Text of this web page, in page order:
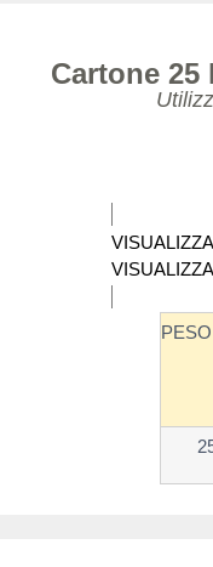
Cartone 25